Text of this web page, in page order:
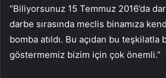
“Biliyorsunuz 15 Temmuz 2016’da
darbe sırasında meclis binamıza
bomba atıldı. Bu açıdan bu teşkilatla
göstermemiz bizim için çok önemli.”